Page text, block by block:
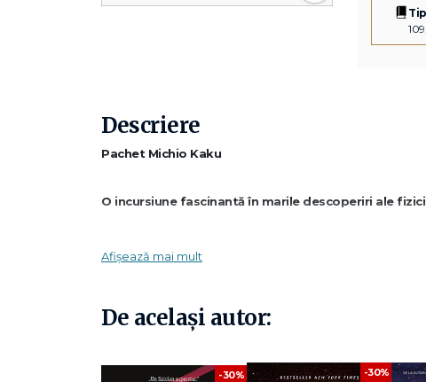
Descriere
Pachet Michio Kaku
O incursiune fascinantă în marile descoperiri ale
Acest pachet reunește trei dintre cele mai apreciate cărți
De la computere cuantice și misterele universului până la
Afișează mai mult
De același autor:
-30% -30%